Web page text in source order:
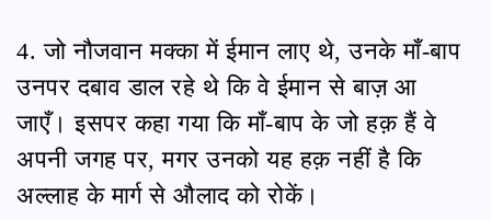
4. जो नौजवान मक्का में ईमान लाए थे, उनके माँ-बाप
उनपर दबाव डाल रहे थे कि वे ईमान से बाज़ आ
जाएँ। इसपर कहा गया कि माँ-बाप के जो हक़ हैं वे
अपनी जगह पर, मगर उनको यह हक़ नहीं है कि
अल्लाह के मार्ग से औलाद को रोकें।